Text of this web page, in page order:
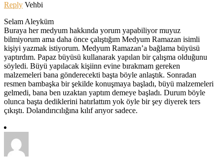
Reply Vehbi
Selam Aleyküm
Buraya her medyum hakkında yorum yapabiliyor muyuz
bilmiyorum ama daha önce çalıştığım Medyum Ramazan isimli
kişiyi yazmak istiyorum. Medyum Ramazan’a bağlama büyüsü
yaptırdım. Papaz büyüsü kullanarak yapılan bir çalışma olduğunu
söyledi. Büyü yapılacak kişiinn evine bırakmam gereken
malzemeleri bana gönderecekti başta böyle anlaştık. Sonradan
resmen bambaşka bir şekilde konuşmaya başladı, büyü malzemeleri
gelmedi, bana ben uzaktan yaptım demeye başladı. Durum böyle
olunca başta dediklerini hatırlattım yok öyle bir şey diyerek ters
çıkıştı. Dolandırıcılığına kılıf arıyor sadece.